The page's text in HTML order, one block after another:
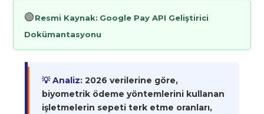
🟢Resmi Kaynak: Google Pay API Geliştirici
Dokümantasyonu
💡 Analiz: 2026 verilerine göre,
biyometrik ödeme yöntemlerini kullanan
işletmelerin sepeti terk etme oranları,